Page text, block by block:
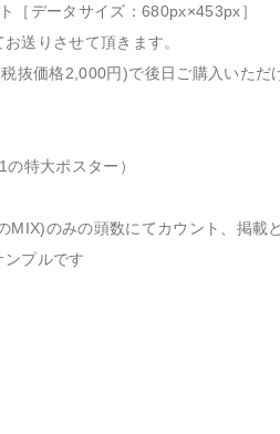
［データサイズ：680px×453px］
送りさせて頂きます。
価格2,000円)で後日ご購入いただ
特大ポスター）
のみの頭数にてカウント、掲載
プルです